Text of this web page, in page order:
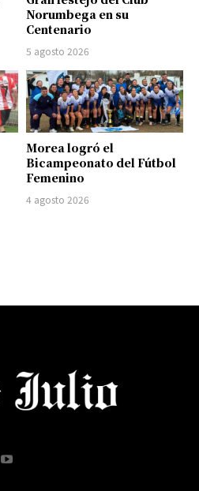
Norumbega en su
Centenario
5 agosto 2026
Morea logró el
Bicampeonato del Fútbol
Femenino
4 agosto 2026